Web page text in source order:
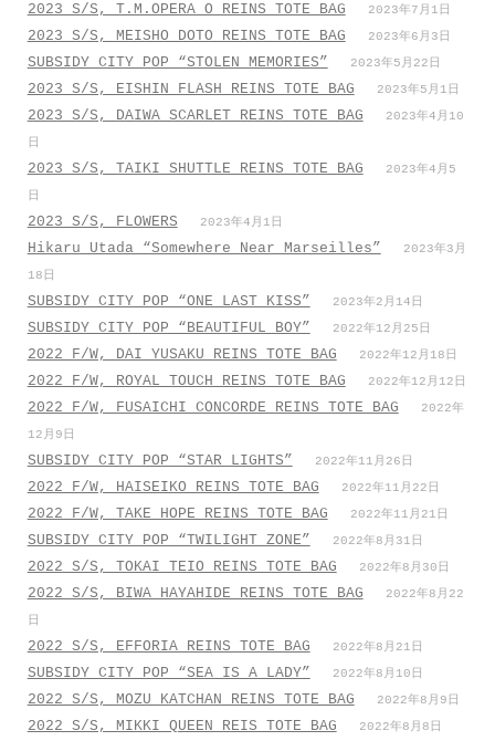
2023 S/S, T.M.OPERA O REINS TOTE BAG 2023年7月1日
2023 S/S, MEISHO DOTO REINS TOTE BAG 2023年6月3日
SUBSIDY CITY POP “STOLEN MEMORIES” 2023年5月22日
2023 S/S, EISHIN FLASH REINS TOTE BAG 2023年5月1日
2023 S/S, DAIWA SCARLET REINS TOTE BAG
2023年4月10
日
2023 S/S, TAIKI SHUTTLE REINS TOTE BAG
2023年4月5
日
2023 S/S, FLOWERS 2023年4月1日
Hikaru Utada “Somewhere Near Marseilles”
2023年3月
18日
SUBSIDY CITY POP “ONE LAST KISS” 2023年2月14日
SUBSIDY CITY POP “BEAUTIFUL BOY” 2022年12月25日
2022 F/W, DAI YUSAKU REINS TOTE BAG 2022年12月18日
2022 F/W, ROYAL TOUCH REINS TOTE BAG 2022年12月12日
2022 F/W, FUSAICHI CONCORDE REINS TOTE BAG
2022年
12月9日
SUBSIDY CITY POP “STAR LIGHTS” 2022年11月26日
2022 F/W, HAISEIKO REINS TOTE BAG 2022年11月22日
2022 F/W, TAKE HOPE REINS TOTE BAG 2022年11月21日
SUBSIDY CITY POP “TWILIGHT ZONE” 2022年8月31日
2022 S/S, TOKAI TEIO REINS TOTE BAG 2022年8月30日
2022 S/S, BIWA HAYAHIDE REINS TOTE BAG
2022年8月22
日
2022 S/S, EFFORIA REINS TOTE BAG 2022年8月21日
SUBSIDY CITY POP “SEA IS A LADY” 2022年8月10日
2022 S/S, MOZU KATCHAN REINS TOTE BAG 2022年8月9日
2022 S/S, MIKKI QUEEN REIS TOTE BAG 2022年8月8日